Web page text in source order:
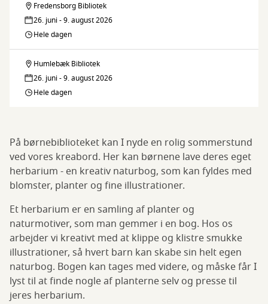
Sommerkrea:
Lav
eget
herbarium
Fredensborg Bibliotek
26. juni - 9. august 2026
Hele dagen
Sommerkrea:
Lav
herbarium
Humlebæk Bibliotek
26. juni - 9. august 2026
Hele dagen
På børnebiblioteket kan I nyde en rolig sommerstund
ved vores kreabord. Her kan børnene lave deres eget
herbarium - en kreativ naturbog, som kan fyldes med
blomster, planter og fine illustrationer.
Et herbarium er en samling af planter og
naturmotiver, som man gemmer i en bog. Hos os
arbejder vi kreativt med at klippe og klistre smukke
illustrationer, så hvert barn kan skabe sin helt egen
naturbog. Bogen kan tages med videre, og måske får I
lyst til at finde nogle af planterne selv og presse til
jeres herbarium.